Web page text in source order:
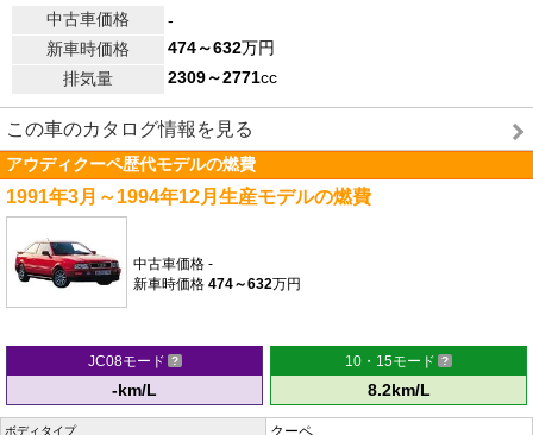
中古車価格
-
新車時価格
474～632万円
排気量
2309～2771cc
この車のカタログ情報を見る
アウディクーペ歴代モデルの燃費
1991年3月～1994年12月生産モデルの燃費
中古車価格 -
新車時価格 474～632万円
JC08モード
-km/L
10・15モード
8.2km/L
ボディタイプ